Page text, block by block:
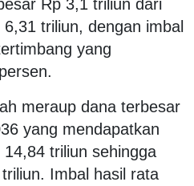
Rp 3,1 triliun dari
triliun, dengan imbal
yang
meraup dana terbesar
yang mendapatkan
triliun sehingga
Imbal hasil rata